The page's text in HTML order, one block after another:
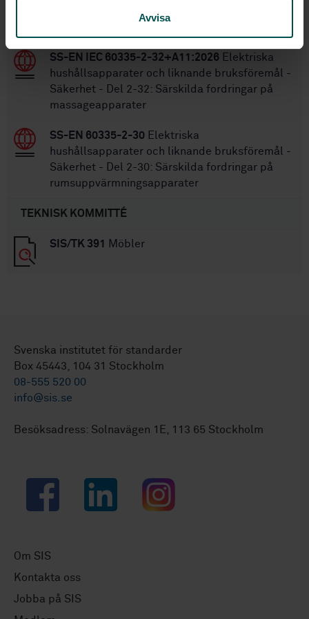
Avvisa
SS-EN IEC 60335-2-32+A11:2026 Elektriska
hushållsapparater och liknande bruksföremål -
Säkerhet - Del 2-32: Särskilda fordringar på
massageapparater
SS-EN 60335-2-30 Elektriska
hushållsapparater och liknande bruksföremål -
Säkerhet - Del 2-30: Särskilda fordringar på
rumsuppvärmningsapparater
TEKNISK KOMMITTÉ
SIS/TK 391 Möbler
Svenska institutet för standarder
Box 45443, 104 31 Stockholm
08-555 520 00
info@sis.se
Besöksadress: Solnavägen 1E, 113 65 Stockholm
Facebook LinkedIn Instagram
Om SIS
Kontakta oss
Jobba på SIS